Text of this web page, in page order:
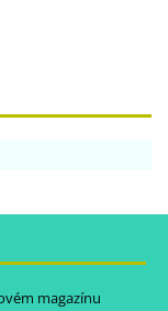
magazínu